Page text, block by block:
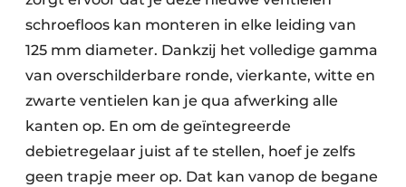
schroefloos kan monteren in elke leiding van
125 mm diameter. Dankzij het volledige gamma
van overschilderbare ronde, vierkante, witte en
zwarte ventielen kan je qua afwerking alle
kanten op. En om de geïntegreerde
debietregelaar juist af te stellen, hoef je zelfs
geen trapje meer op. Dat kan vanop de begane